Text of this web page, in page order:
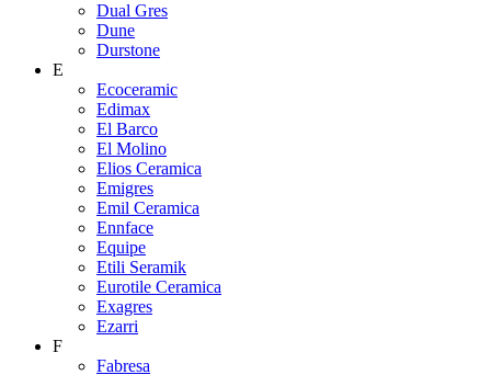
Dual Gres
Dune
Durstone
E
Ecoceramic
Edimax
El Barco
El Molino
Elios Ceramica
Emigres
Emil Ceramica
Ennface
Equipe
Etili Seramik
Eurotile Ceramica
Exagres
Ezarri
F
Fabresa